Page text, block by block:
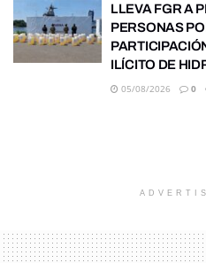
LLEVA FGR A
PERSONAS
ILÍCITO DE
05/08/2026 0